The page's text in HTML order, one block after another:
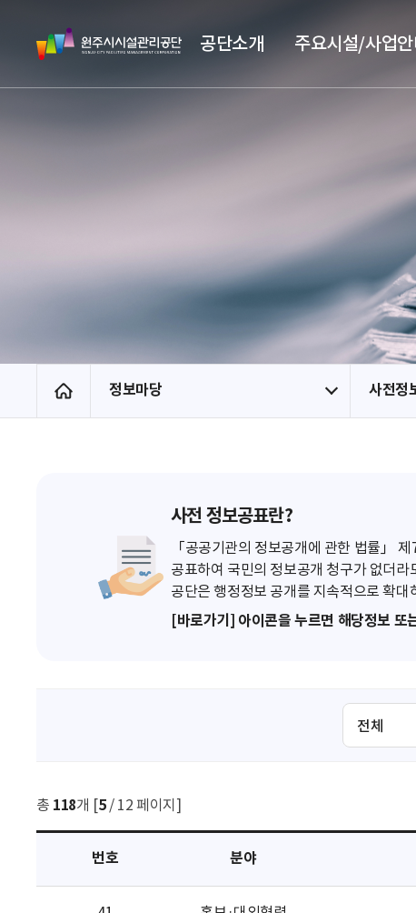
원
주
시
관
단
공단소개 주요시설/사업
홈 정보마당 사전정
사전 정보공표란?
「공공기관의 정보공개에 관한 법률」
공표하여 국민의 정보공개 청구가 없더
공단은 행정정보 공개를 지속적으로 확
[바로가기] 아이콘을 누르면 해당정보 또
총 118개 [5/ 12 페이지]
번호 분야